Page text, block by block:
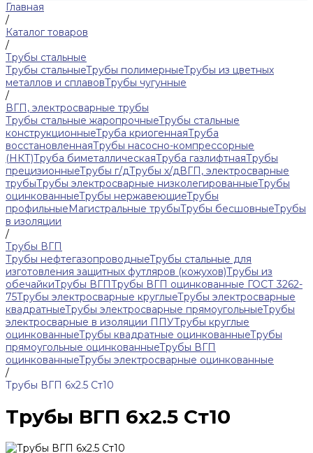
Главная
/
Каталог товаров
/
Трубы стальные
Трубы стальныеТрубы полимерныеТрубы из цветных
металлов и сплавовТрубы чугунные
/
ВГП, электросварные трубы
Трубы стальные жаропрочныеТрубы стальные
конструкционныеТруба криогеннаяТруба
восстановленнаяТрубы насосно-компрессорные
(НКТ)Труба биметаллическаяТруба газлифтнаяТрубы
прецизионныеТрубы г/дТрубы х/дВГП, электросварные
трубыТрубы электросварные низколегированныеТрубы
оцинкованныеТрубы нержавеющиеТрубы
профильныеМагистральные трубыТрубы бесшовныеТрубы
в изоляции
/
Трубы ВГП
Трубы нефтегазопроводныеТрубы стальные для
изготовления защитных футляров (кожухов)Трубы из
обечайкиТрубы ВГПТрубы ВГП оцинкованные ГОСТ 3262-
75Трубы электросварные круглыеТрубы электросварные
квадратныеТрубы электросварные прямоугольныеТрубы
электросварные в изоляции ППУТрубы круглые
оцинкованныеТрубы квадратные оцинкованныеТрубы
прямоугольные оцинкованныеТрубы ВГП
оцинкованныеТрубы электросварные оцинкованные
/
Трубы ВГП 6x2.5 Ст10
Трубы ВГП 6x2.5 Ст10